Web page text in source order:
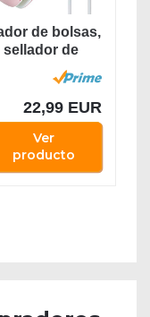
de bolsas,
sellador de
22,99 EUR
Ver
producto